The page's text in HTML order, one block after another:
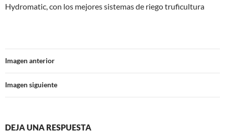
Hydromatic, con los mejores sistemas de riego truficultura
Imagen anterior
Imagen siguiente
DEJA UNA RESPUESTA